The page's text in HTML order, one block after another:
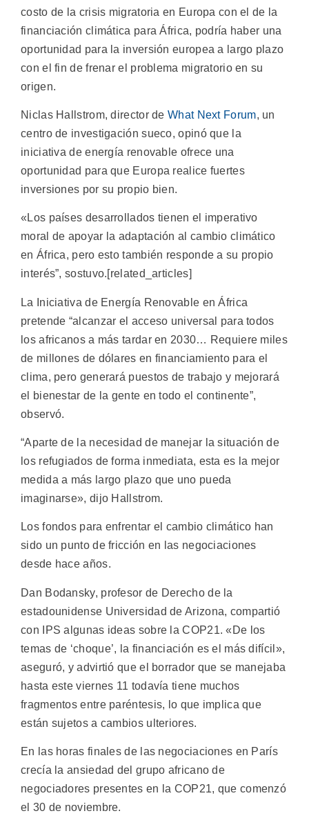
costo de la crisis migratoria en Europa con el de la
financiación climática para África, podría haber una
oportunidad para la inversión europea a largo plazo
con el fin de frenar el problema migratorio en su
origen.
Niclas Hallstrom, director de What Next Forum, un
centro de investigación sueco, opinó que la
iniciativa de energía renovable ofrece una
oportunidad para que Europa realice fuertes
inversiones por su propio bien.
«Los países desarrollados tienen el imperativo
moral de apoyar la adaptación al cambio climático
en África, pero esto también responde a su propio
interés”, sostuvo.[related_articles]
La Iniciativa de Energía Renovable en África
pretende “alcanzar el acceso universal para todos
los africanos a más tardar en 2030… Requiere miles
de millones de dólares en financiamiento para el
clima, pero generará puestos de trabajo y mejorará
el bienestar de la gente en todo el continente”,
observó.
“Aparte de la necesidad de manejar la situación de
los refugiados de forma inmediata, esta es la mejor
medida a más largo plazo que uno pueda
imaginarse», dijo Hallstrom.
Los fondos para enfrentar el cambio climático han
sido un punto de fricción en las negociaciones
desde hace años.
Dan Bodansky, profesor de Derecho de la
estadounidense Universidad de Arizona, compartió
con IPS algunas ideas sobre la COP21. «De los
temas de ‘choque’, la financiación es el más difícil»,
aseguró, y advirtió que el borrador que se manejaba
hasta este viernes 11 todavía tiene muchos
fragmentos entre paréntesis, lo que implica que
están sujetos a cambios ulteriores.
En las horas finales de las negociaciones en París
crecía la ansiedad del grupo africano de
negociadores presentes en la COP21, que comenzó
el 30 de noviembre.